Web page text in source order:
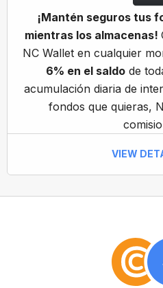
¡Mantén seguros tus
mientras los almacenas!
NC Wallet en cualquier
6% en el saldode
acumulación diaria de
fondos que quieras,
VIEW